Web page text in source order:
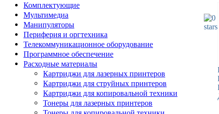
Комплектующие
Мультимедиа
Манипуляторы
Периферия и оргтехника
Телекоммуникационное оборудование
Программное обеспечение
Расходные материалы
Картриджи для лазерных принтеров
Картриджи для струйных принтеров
Картриджи для копировальной техники
Тонеры для лазерных принтеров